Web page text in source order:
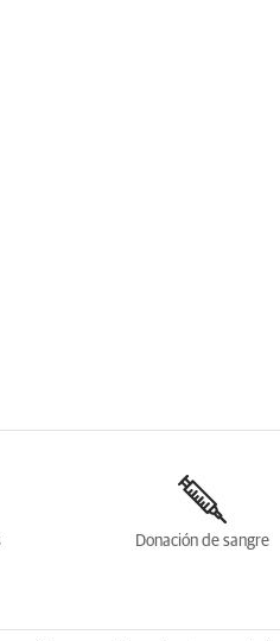
Donación de sangre